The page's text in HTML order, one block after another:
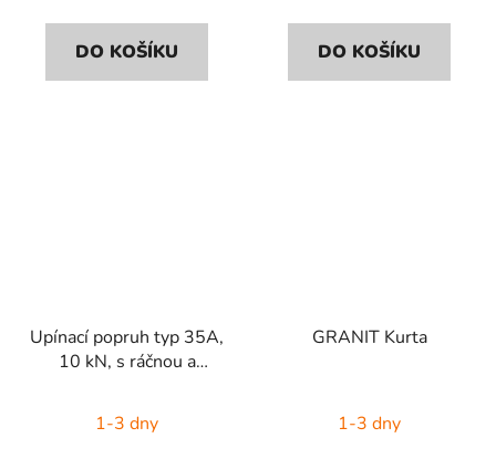
DO KOŠÍKU DO KOŠÍKU
Upínací popruh typ 35A,
10 kN, s ráčnou a
1-3 dny
GRANIT Kurta
1-3 dny